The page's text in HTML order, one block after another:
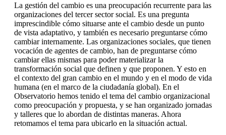
La gestión del cambio es una preocupación recurrente para las
organizaciones del tercer sector social. Es una pregunta
imprescindible cómo situarse ante el cambio desde un punto
de vista adaptativo, y también es necesario preguntarse cómo
cambiar internamente. Las organizaciones sociales, que tienen
vocación de agentes de cambio, han de preguntarse cómo
cambiar ellas mismas para poder materializar la
transformación social que definen y que proponen. Y esto en
el contexto del gran cambio en el mundo y en el modo de vida
humana (en el marco de la ciudadanía global). En el
Observatorio hemos tenido el tema del cambio organizacional
como preocupación y propuesta, y se han organizado jornadas
y talleres que lo abordan de distintas maneras. Ahora
retomamos el tema para ubicarlo en la situación actual.